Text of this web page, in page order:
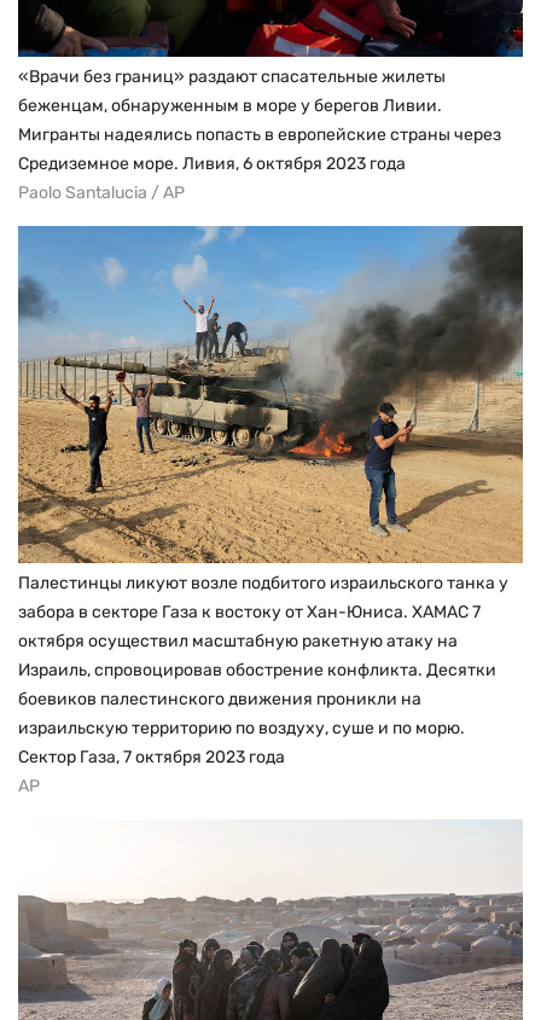
«Врачи без границ» раздают спасательные жилеты
беженцам, обнаруженным в море у берегов Ливии.
Мигранты надеялись попасть в европейские страны через
Средиземное море. Ливия, 6 октября 2023 года
Paolo Santalucia / AP
Палестинцы ликуют возле подбитого израильского танка у
забора в секторе Газа к востоку от Хан-Юниса. ХАМАС 7
октября осуществил масштабную ракетную атаку на
Израиль, спровоцировав обострение конфликта. Десятки
боевиков палестинского движения проникли на
израильскую территорию по воздуху, суше и по морю.
Сектор Газа, 7 октября 2023 года
AP